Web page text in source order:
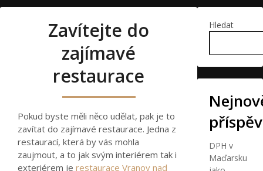
Zavítejte do
zajímavé
restaurace
Pokud byste měli něco udělat, pak je to
zavítat do zajímavé restaurace. Jedna z
restaurací, která by vás mohla
zaujmout, a to jak svým interiérem tak i
exteriérem je restaurace Vranov nad
Hledat
DPH v
Maďarsku